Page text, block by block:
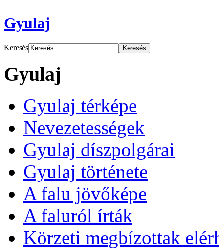
Gyulaj
Keresés
Gyulaj
Gyulaj térképe
Nevezetességek
Gyulaj díszpolgárai
Gyulaj története
A falu jövőképe
A faluról írták
Körzeti megbízottak